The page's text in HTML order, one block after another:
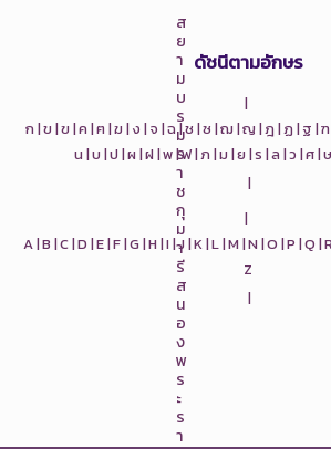
ส
ย
า
ม
บ
ร
ม
ร
า
ช
กุ
ม
า
รี
ส
น
อ
ง
พ
ร
ะ
ร
า
ดัชนีตามอักษร
|
ก |ข |ฃ |ค |ฅ |ฆ |ง |จ |ฉ |ช |ซ |ฌ |ญ |ฎ |ฏ |ฐ |
น |บ |ป |ผ |ฝ |พ |ฟ |ภ |ม |ย |ร |ล |ว |ศ |
|
|
A |B |C |D |E |F |G |H |I |J |K |L |M |N |O |P |Q |
Z
|